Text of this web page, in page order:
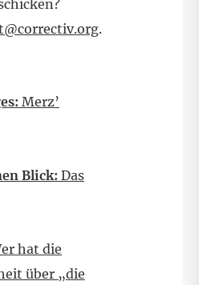
.
Merz’
Blick: Das
hat die
über „die